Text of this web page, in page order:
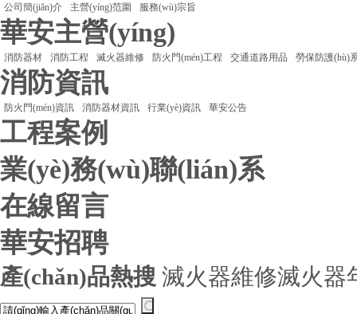
公司簡(jiǎn)介 主營(yíng)范圍 服務(wù)宗旨
華安主營(yíng)
消防器材 消防工程 滅火器維修 防火門(mén)工程 交通道路用品 勞保防護(hù)
消防資訊
防火門(mén)資訊 消防器材資訊 行業(yè)資訊 華安公告
工程案例
業(yè)務(wù)聯(lián)系
在線留言
華安招聘
產(chǎn)品熱搜 滅火器維修滅火器